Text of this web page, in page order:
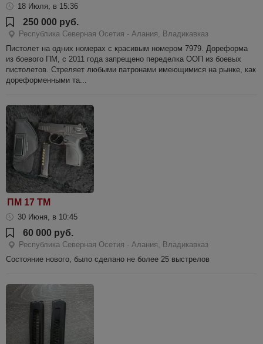
18 Июля, в 15:36
250 000 руб.
Республика Северная Осетия - Алания, Владикавказ
Пистолет на одних номерах с красивым номером 7979. Дореформа
из боевого ПМ, с 2011 года запрещено переделка ООП из боевых
пистолетов. Стреляет любыми патронами имеющимися на рынке, как
дореформенными та...
ПМ 17 ТМ
30 Июня, в 10:45
60 000 руб.
Республика Северная Осетия - Алания, Владикавказ
Состояние нового, было сделано не более 25 выстрелов